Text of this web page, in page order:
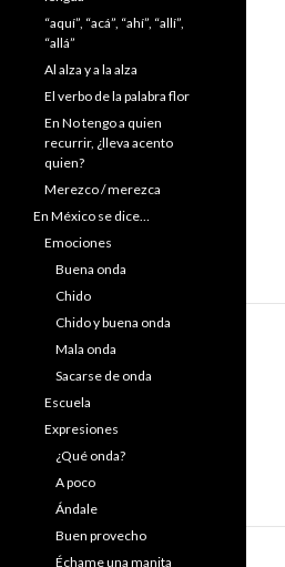
“aquí”, “acá”, “ahí”, “allí”,
“allá”
Al alza y a la alza
El verbo de la palabra flor
En No tengo a quien
recurrir, ¿lleva acento
quien?
Merezco / merezca
En México se dice…
Emociones
Buena onda
Chido
Chido y buena onda
Mala onda
Sacarse de onda
Escuela
Expresiones
¿Qué onda?
A poco
Ándale
Buen provecho
Échame una manita